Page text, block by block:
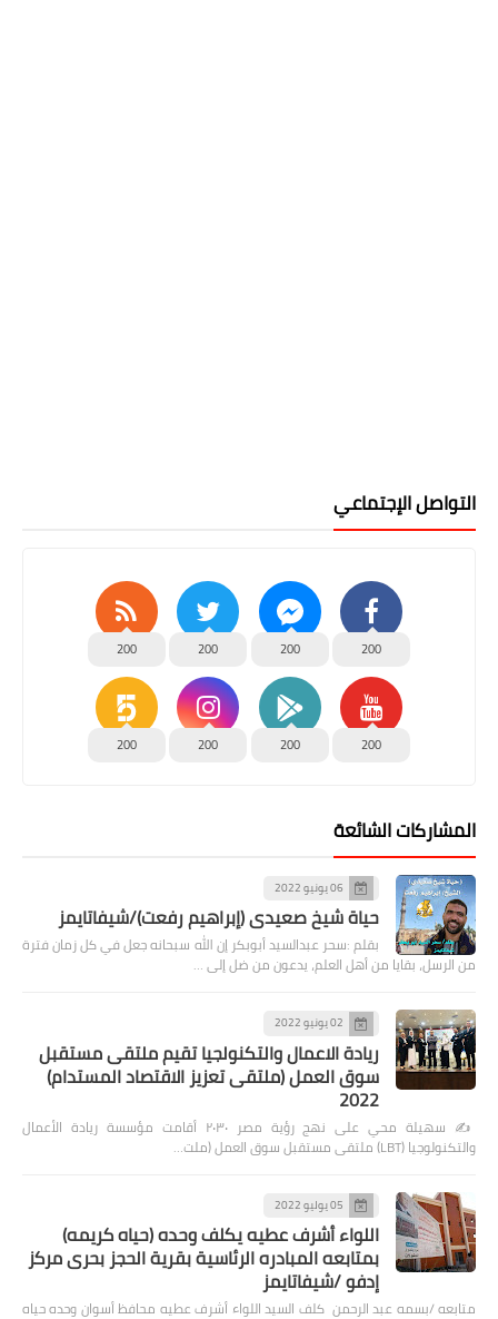
التواصل الإجتماعي
200
200
200
200
200
200
200
200
المشاركات الشائعة
06 يونيو 2022
حياة شيخ صعيدى (إبراهيم رفعت)/شيفاتايمز
بقلم :سحر عبدالسيد أبوبكر إن الله سبحانه جعل في كل زمان فترة
من الرسل، بقايا من أهل العلم، يدعون من ضل إلى …
02 يونيو 2022
ريادة الاعمال والتكنولجيا تقيم ملتقى مستقبل
سوق العمل (ملتقى تعزيز الاقتصاد المستدام)
2022
✍️ سهيلة محي على نهج رؤية مصر ٢٠٣٠ أقامت مؤسسة ريادة الأعمال
والتكنولوجيا (LBT) ملتقى مستقبل سوق العمل (ملت…
05 يوليو 2022
اللواء أشرف عطيه يكلف وحده (حياه كريمه)
بمتابعه المبادره الرئاسية بقرية الحجز بحرى مركز
إدفو /شيفاتايمز
متابعه /بسمه عبد الرحمن كلف السيد اللواء أشرف عطيه محافظ أسوان وحده حياه